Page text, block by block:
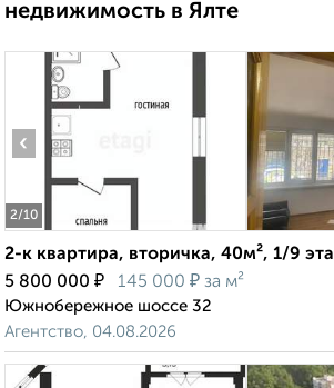
недвижимость в Ялте
2/10
‹
2-к квартира, вторичка, 40м², 1/9
5 800 000 ₽ 145 000 ₽ за м²
Южнобережное шоссе 32
Агентство, 04.08.2026